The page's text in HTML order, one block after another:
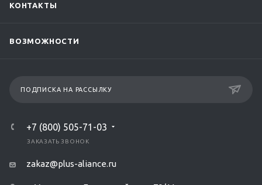
КОНТАКТЫ
ВОЗМОЖНОСТИ
ПОДПИСКА НА РАССЫЛКУ
+7 (800) 505-71-03
ЗАКАЗАТЬ ЗВОНОК
zakaz@plus-aliance.ru